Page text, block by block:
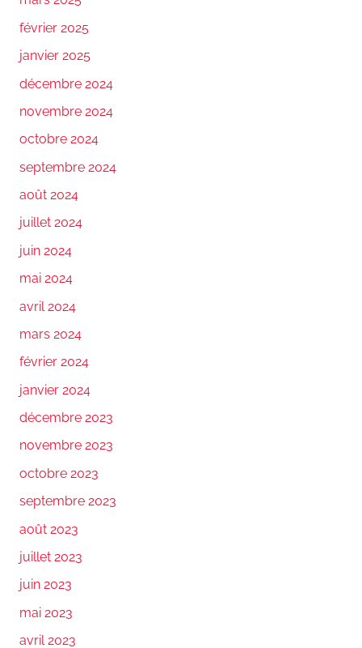
février 2025
janvier 2025
décembre 2024
novembre 2024
octobre 2024
septembre 2024
août 2024
juillet 2024
juin 2024
mai 2024
avril 2024
mars 2024
février 2024
janvier 2024
décembre 2023
novembre 2023
octobre 2023
septembre 2023
août 2023
juillet 2023
juin 2023
mai 2023
avril 2023